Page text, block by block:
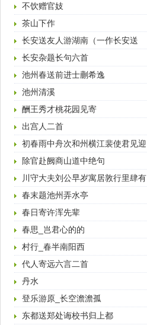
江渡寄友人）
不饮赠官妓
茶山下作
长安送友人游湖南（一作长安送
人）
长安杂题长句六首
池州春送前进士蒯希逸
池州清溪
酬王秀才桃花园见寄
出宫人二首
初春雨中舟次和州横江裴使君见迎
李赵二秀才…许浑先辈
除官赴阙商山道中绝句
川守大夫刘公早岁寓居敦行里肆有
题壁十韵…辄献此诗
春末题池州弄水亭
春日寄许浑先辈
春思_岂君心的的
村行_春半南阳西
代人寄远六言二首
丹水
登乐游原_长空澹澹孤
东都送郑处诲校书归上都